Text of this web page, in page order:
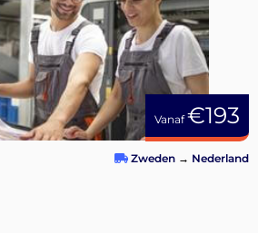
Vanaf€193
Zweden → Nederland